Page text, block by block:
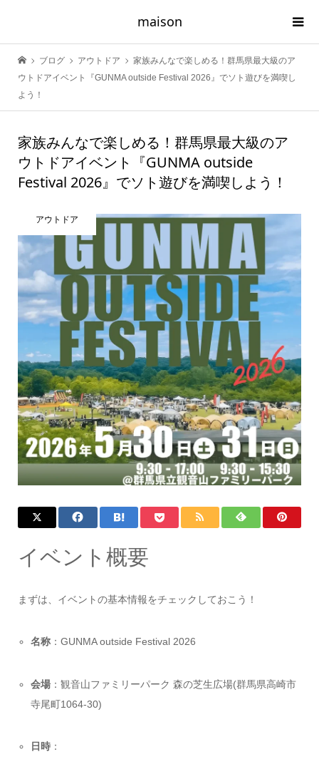
maison
ブログ アウトドア
家族みんなで楽しめる！群馬県最大級のア
ウトドアイベント『GUNMA outside Festival 2026』でソト遊びを満喫し
よう！
家族みんなで楽しめる！群馬県最大級のア
ウトドアイベント『GUNMA outside
Festival 2026』でソト遊びを満喫しよう！
アウトドア
イベント概要
まずは、イベントの基本情報をチェックしておこう！
名称 ：GUNMA outside Festival 2026
会場 ：観音山ファミリーパーク 森の芝生広場(群馬県高崎市
寺尾町1064-30)
日時 ：